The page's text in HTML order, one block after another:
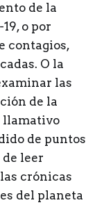
de la
o por
contagios,
O la
las
de la
llamativo
de puntos
leer
crónicas
del planeta